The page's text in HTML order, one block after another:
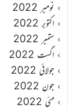
نومبر 2022
اکتوبر 2022
ستمبر 2022
اگست 2022
جولائی 2022
جون 2022
مئی 2022